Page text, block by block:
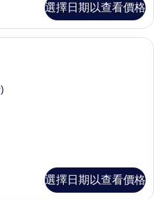
選擇日期以查看價格
客房內保險箱、熨斗/熨衣板、折疊床
選擇日期以查看價格